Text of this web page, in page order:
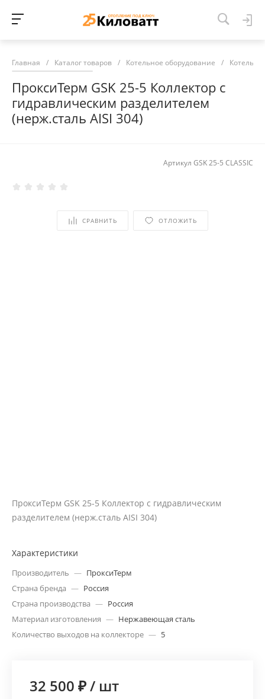
Главная / Каталог товаров / Котельное оборудование /
ПроксиТерм GSK 25-5 Коллектор с
гидравлическим разделителем
(нерж.сталь AISI 304)
Артикул GSK 25-5 CLASSIC
СРАВНИТЬ ОТЛОЖИТЬ
ПроксиТерм GSK 25-5 Коллектор с гидравлическим
разделителем (нерж.сталь AISI 304)
Характеристики
Производитель — ПроксиТерм
Страна бренда — Россия
Страна производства — Россия
Материал изготовления — Нержавеющая сталь
Количество выходов на коллекторе — 5
32 500 ₽/ шт